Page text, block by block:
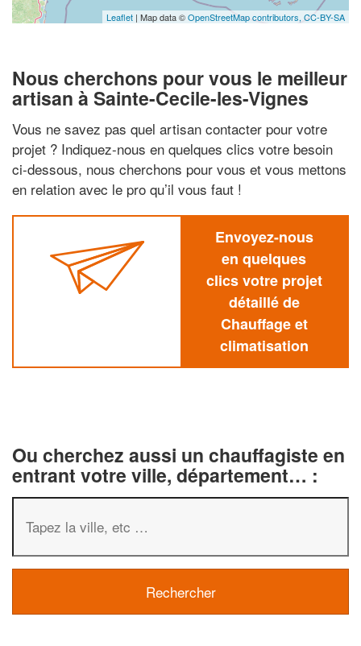
Leaflet | Map data ©OpenStreetMap contributors, CC-BY-SA
Nous cherchons pour vous le meilleur
artisan à Sainte-Cecile-les-Vignes
Vous ne savez pas quel artisan contacter pour votre
projet ? Indiquez-nous en quelques clics votre besoin
ci-dessous, nous cherchons pour vous et vous mettons
en relation avec le pro qu’il vous faut !
Envoyez-nous
en quelques
clics votre projet
détaillé de
Chauffage et
climatisation
Ou cherchez aussi un chauffagiste en
entrant votre ville, département… :